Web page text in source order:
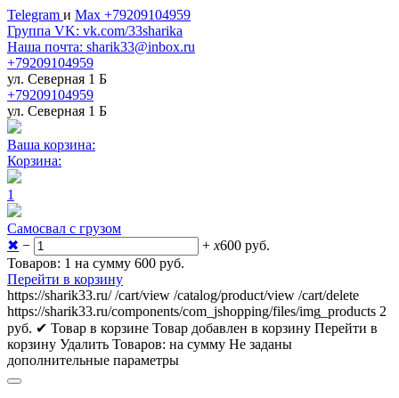
Telegram и Max +79209104959
Группа VK: vk.com/33sharika
Наша почта: sharik33@inbox.ru
+79209104959
ул. Северная 1 Б
+79209104959
ул. Северная 1 Б
Ваша корзина:
Корзина:
1
Самосвал с грузом
✖ − + x600 руб.
Товаров: 1 на сумму 600 руб.
Перейти в корзину
https://sharik33.ru/ /cart/view /catalog/product/view /cart/delete
https://sharik33.ru/components/com_jshopping/files/img_products 2
руб. ✔ Товар в корзине Товар добавлен в корзину Перейти в
корзину Удалить Товаров: на сумму Не заданы
дополнительные параметры